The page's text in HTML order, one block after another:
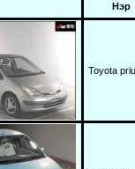
Нэр
Toyota